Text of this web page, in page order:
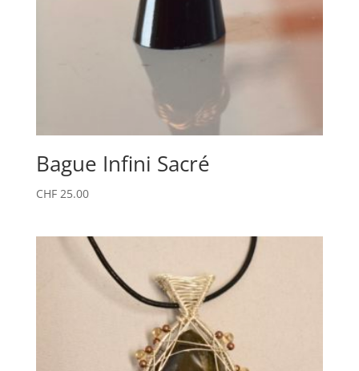
Bague Infini Sacré
CHF25.00